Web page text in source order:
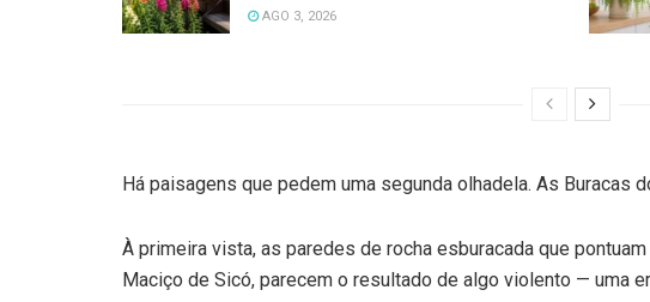
AGO 3, 2026
Há paisagens que pedem uma segunda olhadela. As Buracas
À primeira vista, as paredes de rocha esburacada que
Maciço de Sicó, parecem o resultado de algo violento — uma